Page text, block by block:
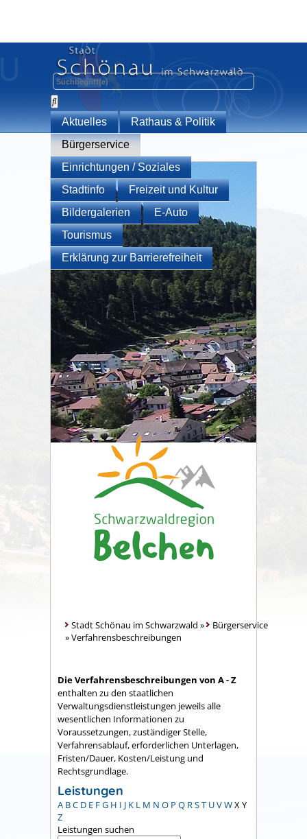
Aktuelles
Rathaus & Politik
Bürgerservice
Einrichtungen / Soziales
Stadtinfo
Freizeit und Kultur
Bildergalerien
E-Auto
Tourismus
Erklärung zur Barrierefreiheit
Stadt Schönau im Schwarzwald »
Bürgerservice
»Verfahrensbeschreibungen
Die Verfahrensbeschreibungen von A - Z
enthalten zu den staatlichen
Verwaltungsdienstleistungen jeweils alle
wesentlichen Informationen zu
Voraussetzungen, zuständiger Stelle,
Verfahrensablauf, erforderlichen Unterlagen,
Fristen/Dauer, Kosten/Leistung und
Rechtsgrundlage.
Leistungen
A BC D E FG H I J K L M N O P Q RST UVWXY
Z
Leistungen suchen